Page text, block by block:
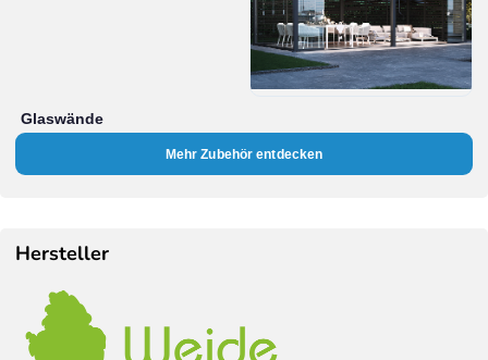
Glaswände
Mehr Zubehör entdecken
Hersteller